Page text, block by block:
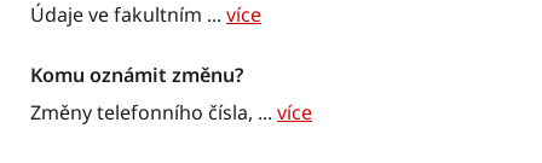
Údaje ve fakultním ... více
Komu oznámit změnu?
Změny telefonního čísla, ... více